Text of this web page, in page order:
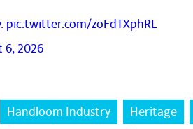
. pic.twitter.com/zoFdTXphRL
2026
Handloom Industry
Heritage